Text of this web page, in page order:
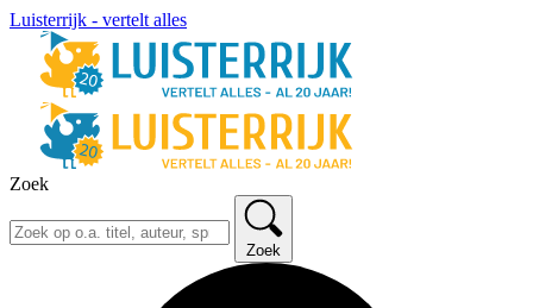
Luisterrijk - vertelt alles
Zoek
Zoek